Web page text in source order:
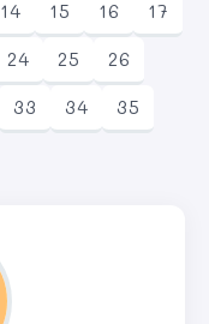
14 15 16
17
24 25
26
33 34
35